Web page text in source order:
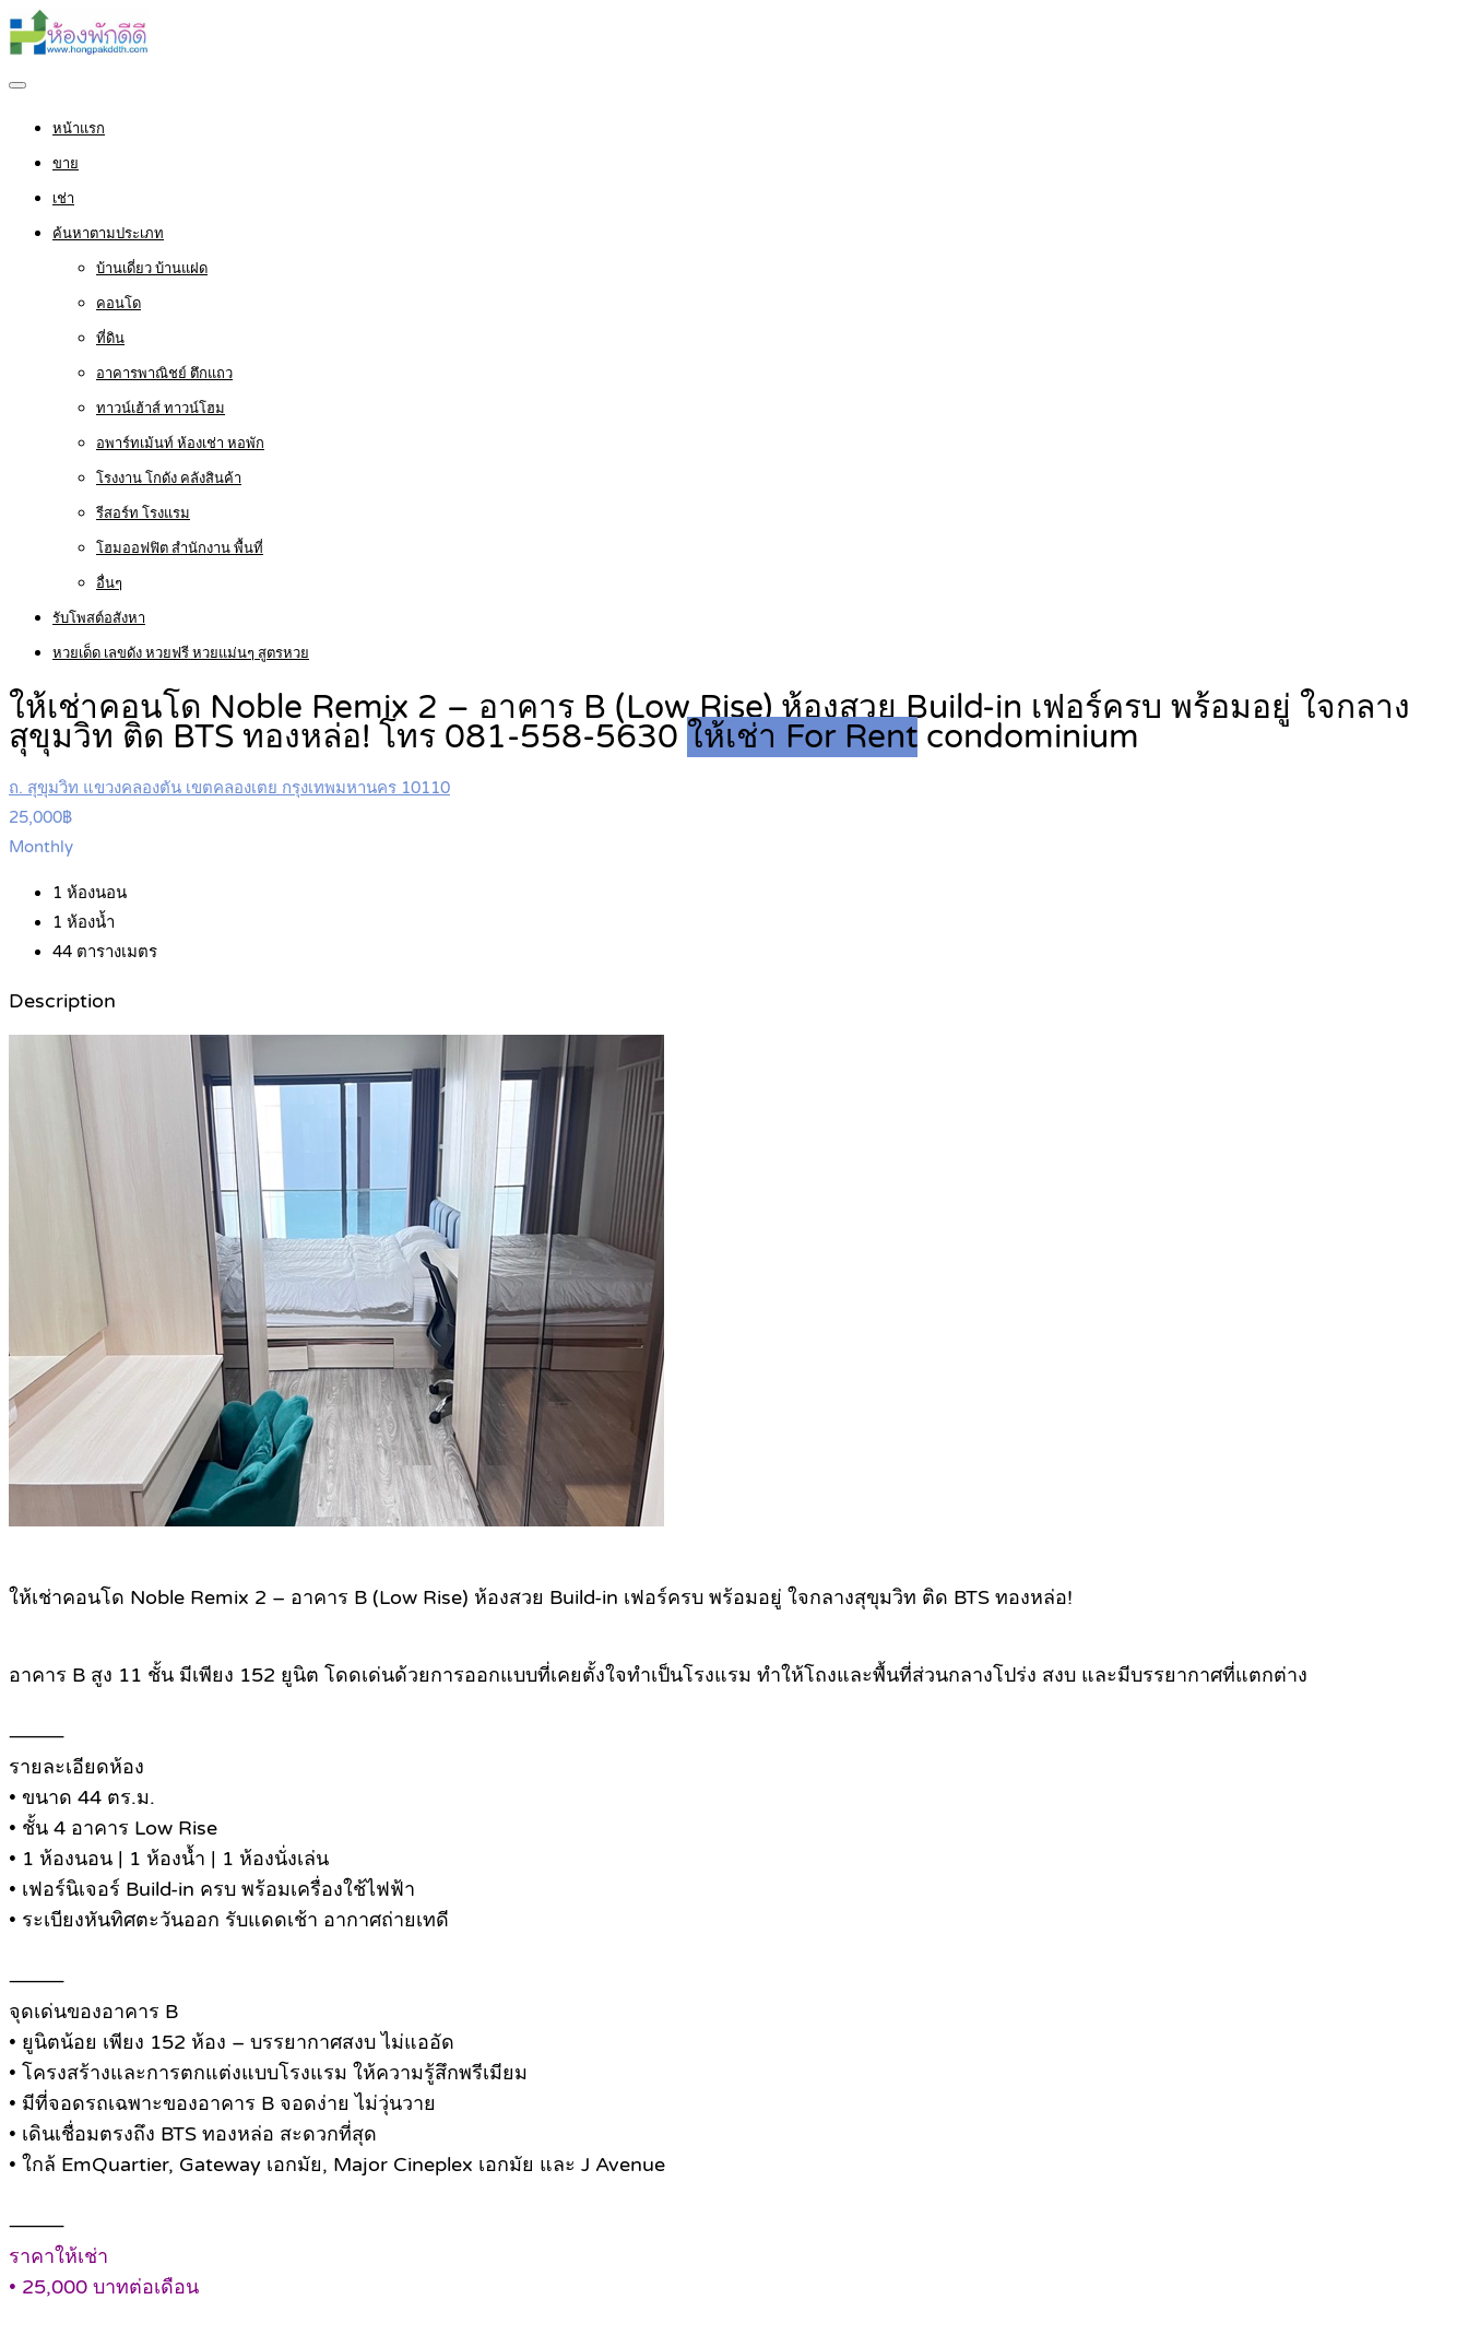
หน้าแรก
ขาย
เช่า
ค้นหาตามประเภท
บ้านเดี่ยว บ้านแฝด
คอนโด
ที่ดิน
อาคารพาณิชย์ ตึกแถว
ทาวน์เฮ้าส์ ทาวน์โฮม
อพาร์ทเม้นท์ ห้องเช่า หอพัก
โรงงาน โกดัง คลังสินค้า
รีสอร์ท โรงแรม
โฮมออฟฟิต สำนักงาน พื้นที่
อื่นๆ
รับโพสต์อสังหา
หวยเด็ด เลขดัง หวยฟรี หวยแม่นๆ สูตรหวย
ให้เช่าคอนโด Noble Remix 2 – อาคาร B (Low Rise) ห้องสวย Build-in เฟอร์ครบ พร้อมอยู่ ใจกลาง
สุขุมวิท ติด BTS ทองหล่อ! โทร 081-558-5630 ให้เช่า For Rent condominium
ถ. สุขุมวิท แขวงคลองตัน เขตคลองเตย กรุงเทพมหานคร 10110
25,000฿
Monthly
1 ห้องนอน
1 ห้องน้ำ
44 ตารางเมตร
Description
ให้เช่าคอนโด Noble Remix 2 – อาคาร B (Low Rise) ห้องสวย Build-in เฟอร์ครบ พร้อมอยู่ ใจกลางสุขุมวิท ติด BTS ทองหล่อ!
อาคาร B สูง 11 ชั้น มีเพียง 152 ยูนิต โดดเด่นด้วยการออกแบบที่เคยตั้งใจทำเป็นโรงแรม ทำให้โถงและพื้นที่ส่วนกลางโปร่ง สงบ และมีบรรยากาศที่แตกต่าง
⸻
รายละเอียดห้อง
• ขนาด 44 ตร.ม.
• ชั้น 4 อาคาร Low Rise
• 1 ห้องนอน | 1 ห้องน้ำ | 1 ห้องนั่งเล่น
• เฟอร์นิเจอร์ Build-in ครบ พร้อมเครื่องใช้ไฟฟ้า
• ระเบียงหันทิศตะวันออก รับแดดเช้า อากาศถ่ายเทดี
⸻
จุดเด่นของอาคาร B
• ยูนิตน้อย เพียง 152 ห้อง – บรรยากาศสงบ ไม่แออัด
• โครงสร้างและการตกแต่งแบบโรงแรม ให้ความรู้สึกพรีเมียม
• มีที่จอดรถเฉพาะของอาคาร B จอดง่าย ไม่วุ่นวาย
• เดินเชื่อมตรงถึง BTS ทองหล่อ สะดวกที่สุด
• ใกล้ EmQuartier, Gateway เอกมัย, Major Cineplex เอกมัย และ J Avenue
⸻
ราคาให้เช่า
• 25,000 บาทต่อเดือน